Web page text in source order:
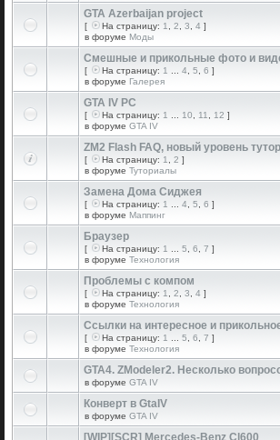
GTA Azerbaijan project
[ На страницу: 1 2 3 4 ]
в форуме Моды
Смешные и прикольные фото и
[ На страницу: 1 4 5 6 ]
в форуме Галерея
GTA IV PC
[ На страницу: 1 10 11 12 ]
в форуме GTA IV
ZM2 Flash FAQ, новый уровень
[ На страницу: 1 2 ]
в форуме Туториалы
Замена Дома Сиджея
[ На страницу: 1 4 5 6 ]
в форуме Маппинг
Браузер
[ На страницу: 1 5 6 7 ]
в форуме Технология
Проблемы с компом
[ На страницу: 1 2 3 4 ]
в форуме Технология
Ссылки на интересное и
[ На страницу: 1 5 6 7 ]
в форуме Технология
GTA4. ZModeler2. Несколько
в форуме GTA IV
Конверт в GtaIV
в форуме GTA IV
[WIP][SCR] Mercedes-Benz Cl600